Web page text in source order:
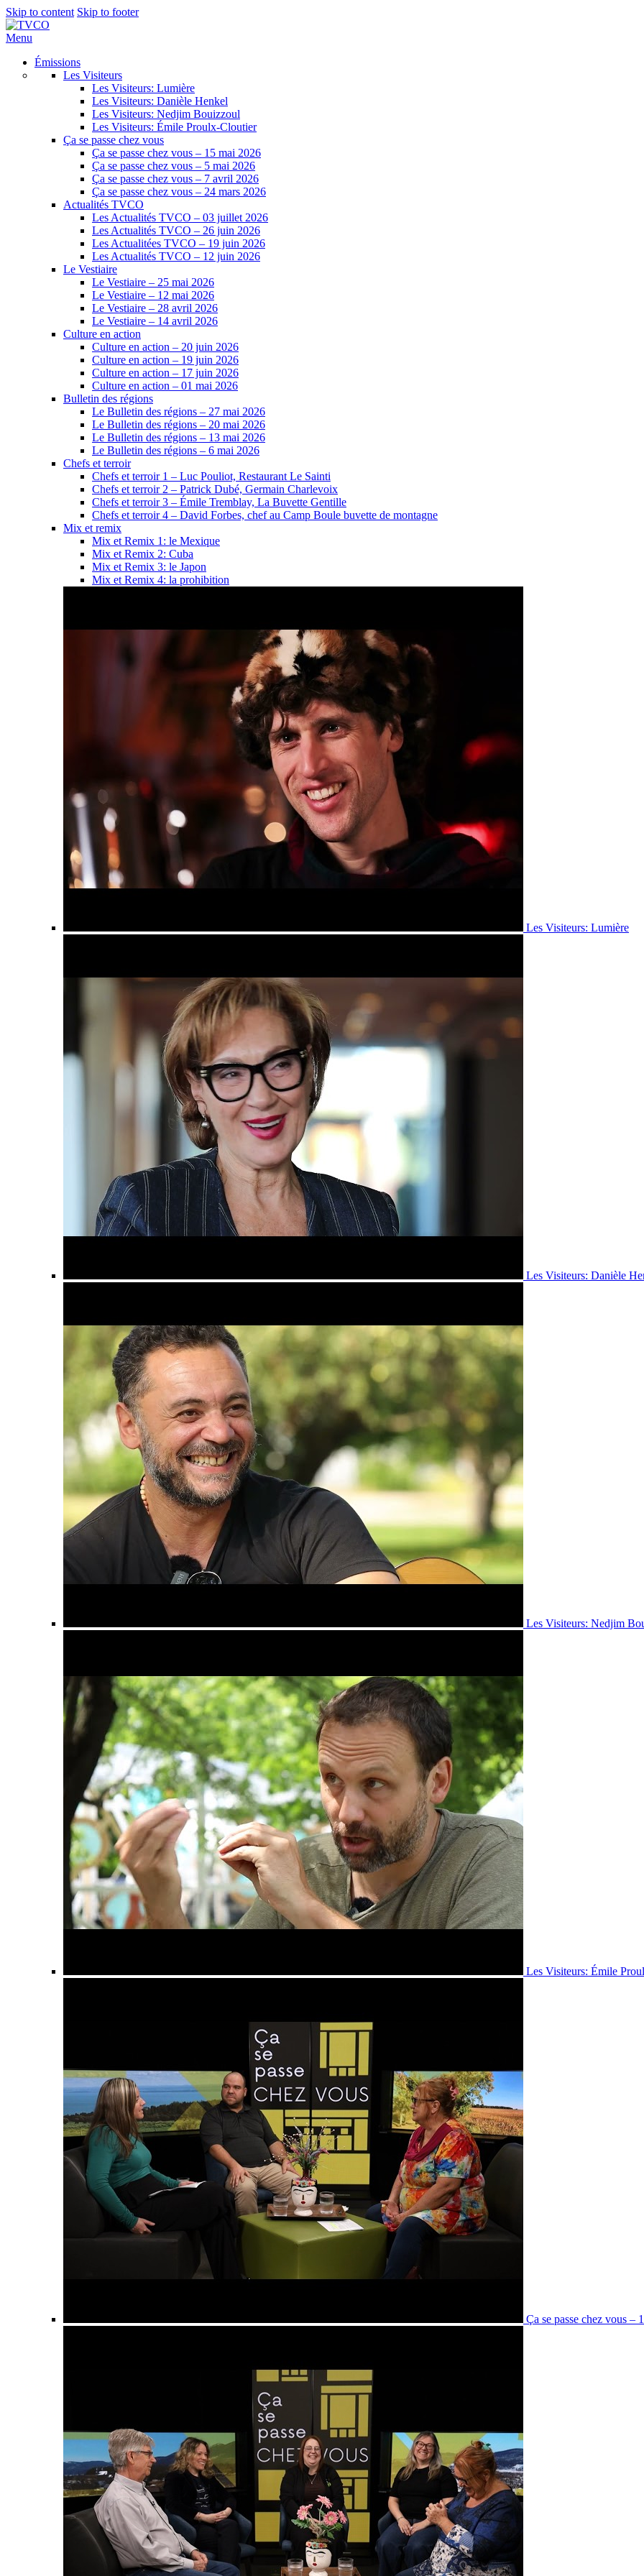
Skip to content Skip to footer
Menu
Émissions
Les Visiteurs
Les Visiteurs: Lumière
Les Visiteurs: Danièle Henkel
Les Visiteurs: Nedjim Bouizzoul
Les Visiteurs: Émile Proulx-Cloutier
Ça se passe chez vous
Ça se passe chez vous – 15 mai 2026
Ça se passe chez vous – 5 mai 2026
Ça se passe chez vous – 7 avril 2026
Ça se passe chez vous – 24 mars 2026
Actualités TVCO
Les Actualités TVCO – 03 juillet 2026
Les Actualités TVCO – 26 juin 2026
Les Actualitées TVCO – 19 juin 2026
Les Actualités TVCO – 12 juin 2026
Le Vestiaire
Le Vestiaire – 25 mai 2026
Le Vestiaire – 12 mai 2026
Le Vestiaire – 28 avril 2026
Le Vestiaire – 14 avril 2026
Culture en action
Culture en action – 20 juin 2026
Culture en action – 19 juin 2026
Culture en action – 17 juin 2026
Culture en action – 01 mai 2026
Bulletin des régions
Le Bulletin des régions – 27 mai 2026
Le Bulletin des régions – 20 mai 2026
Le Bulletin des régions – 13 mai 2026
Le Bulletin des régions – 6 mai 2026
Chefs et terroir
Chefs et terroir 1 – Luc Pouliot, Restaurant Le Sainti
Chefs et terroir 2 – Patrick Dubé, Germain Charlevoix
Chefs et terroir 3 – Émile Tremblay, La Buvette Gentille
Chefs et terroir 4 – David Forbes, chef au Camp Boule buvette de montagne
Mix et remix
Mix et Remix 1: le Mexique
Mix et Remix 2: Cuba
Mix et Remix 3: le Japon
Mix et Remix 4: la prohibition
Les Visiteurs: Lumière
Les Visiteurs: Danièle
Les Visiteurs: Nedjim
Les Visiteurs: Émile
Ça se passe chez vous –